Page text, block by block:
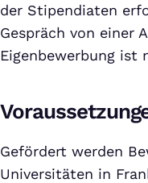
der Stipendiaten
Gespräch von einer
Eigenbewerbung ist
Gefördert werden
Universitäten in